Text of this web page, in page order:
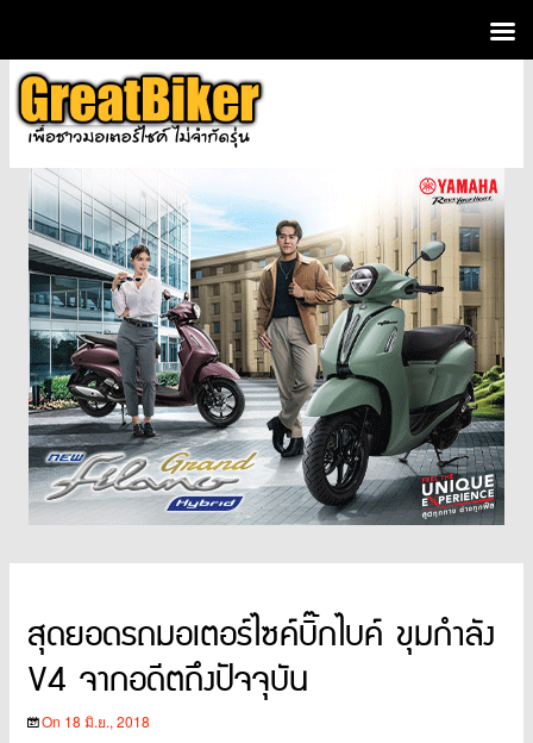
สุดยอดรถมอเตอร์ไซค์บิ๊กไบค์ ขุมกำลัง
V4 จากอดีตถึงปัจจุบัน
On 18 มิ.ย., 2018